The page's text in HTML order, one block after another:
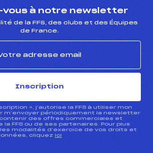
vous à notre newsletter
de la FFS, des clubs et des Équipes
de France.
Inscription
», j’autorise la FFS à utiliser mon
m’envoyer périodiquement la newsletter
contenir des offres commerciales et
FFS ou de ses partenaires. Pour plus
les modalités d’exercice de vos droits et
cliquez ici